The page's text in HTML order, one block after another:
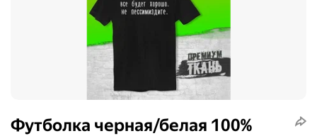
Футболка черная/белая 100%